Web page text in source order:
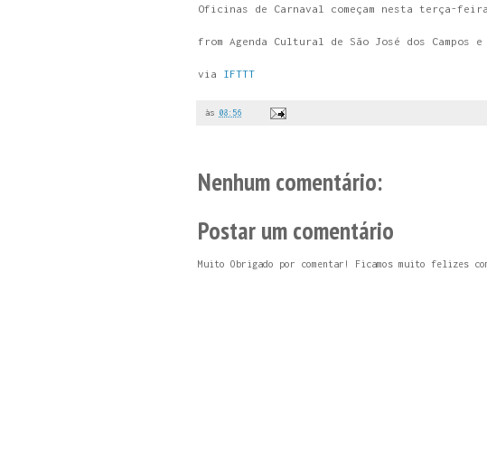
Oficinas de Carnaval começam nesta terça-
from Agenda Cultural de São José dos
via IFTTT
às 08:56
Nenhum comentário:
Postar um comentário
Muito Obrigado por comentar! Ficamos muito felizes